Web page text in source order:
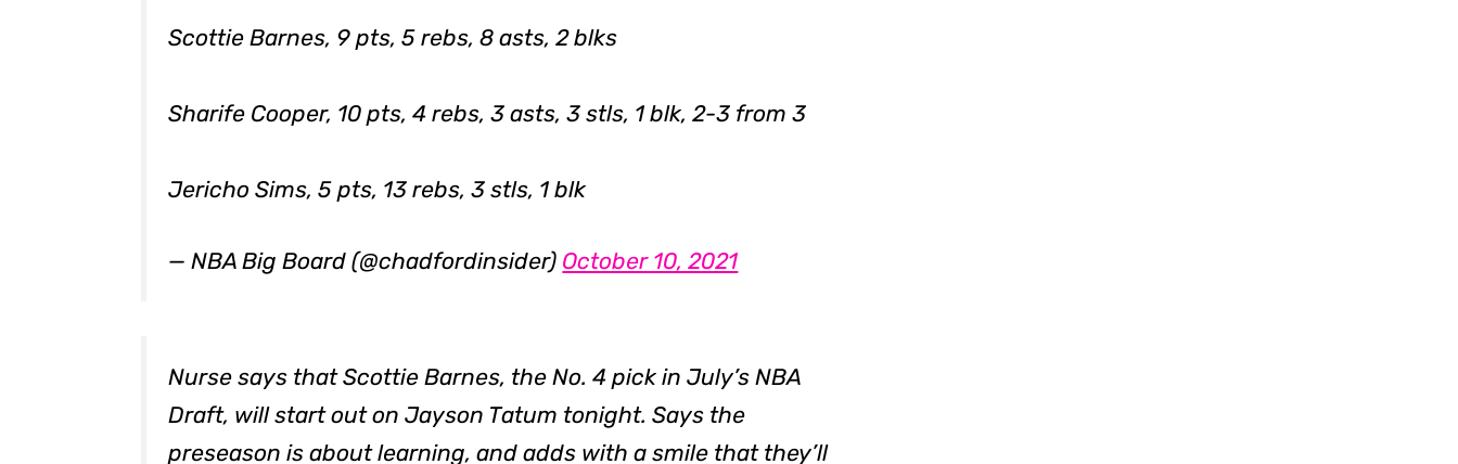
Scottie Barnes, 9 pts, 5 rebs, 8 asts, 2 blks
Sharife Cooper, 10 pts, 4 rebs, 3 asts, 3 stls, 1 blk, 2-3 from 3
Jericho Sims, 5 pts, 13 rebs, 3 stls, 1 blk
— NBA Big Board (@chadfordinsider) October 10, 2021
Nurse says that Scottie Barnes, the No. 4 pick in July’s NBA
Draft, will start out on Jayson Tatum tonight. Says the
preseason is about learning, and adds with a smile that they’ll